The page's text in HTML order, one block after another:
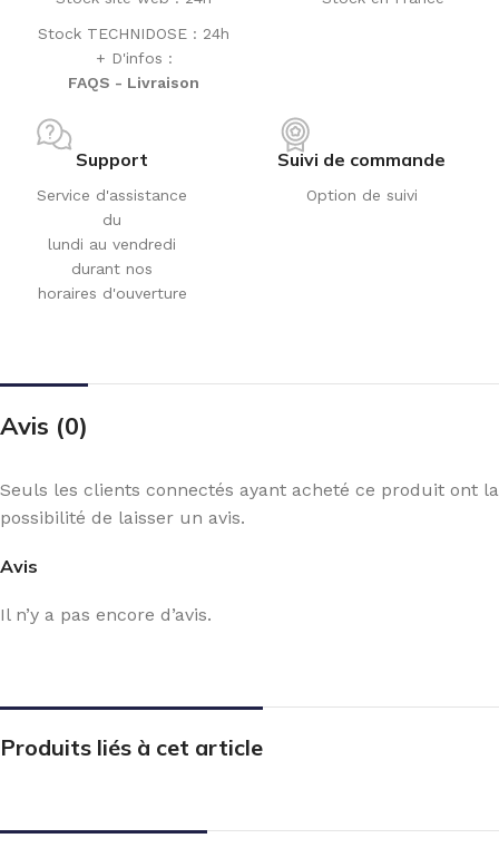
Stock TECHNIDOSE : 24h
+ D'infos :
FAQS - Livraison
Support
Service d'assistance
du
lundi au vendredi
durant nos
horaires d'ouverture
Suivi de commande
Option de suivi
Avis (0)
Avis
Il n’y a pas encore d’avis.
Seuls les clients connectés ayant acheté ce produit ont la
possibilité de laisser un avis.
Produits liés à cet article